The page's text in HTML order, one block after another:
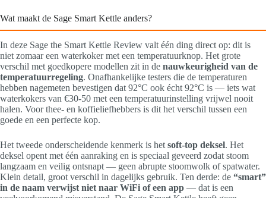
Wat maakt de Sage Smart Kettle anders?
In deze Sage the Smart Kettle Review valt één ding direct op: dit is
niet zomaar een waterkoker met een temperatuurknop. Het grote
verschil met goedkopere modellen zit in de nauwkeurigheid van de
temperatuurregeling. Onafhankelijke testers die de temperaturen
hebben nagemeten bevestigen dat 92°C ook écht 92°C is — iets wat
waterkokers van €30-50 met een temperatuurinstelling vrijwel nooit
halen. Voor thee- en koffieliefhebbers is dit het verschil tussen een
goede en een perfecte kop.
Het tweede onderscheidende kenmerk is het soft-top deksel. Het
deksel opent met één aanraking en is speciaal geveerd zodat stoom
langzaam en veilig ontsnapt — geen abrupte stoomwolk of spatwater.
Klein detail, groot verschil in dagelijks gebruik. Ten derde: de “smart”
in de naam verwijst niet naar WiFi of een app — dat is een